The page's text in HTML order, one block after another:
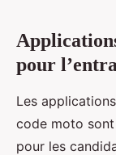
pour
Les
code moto sont
pour les